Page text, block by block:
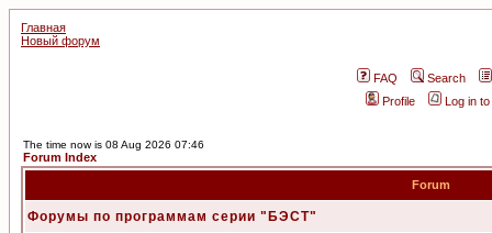
Главная
Новый форум
FAQ
Search
Profile
Log in
The time now is 08 Aug 2026 07:46
Forum Index
Forum
Форумы по программам серии "БЭСТ"